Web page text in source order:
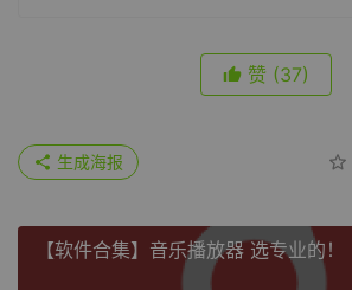
赞 (37)
生成海报
【软件合集】音乐播放器 选专业的！